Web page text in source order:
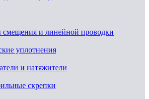
и линейной проводки
уплотнения
и натяжители
скрепки